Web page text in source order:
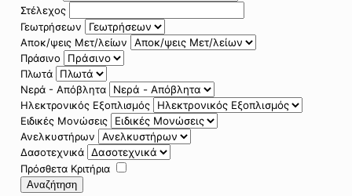
Στέλεχος
Γεωτρήσεων
Αποκ/ψεις Μετ/λείων
Πράσινο
Πλωτά
Νερά - Απόβλητα
Ηλεκτρονικός Εξοπλισμός
Ειδικές Μονώσεις
Ανελκυστήρων
Δασοτεχνικά
Πρόσθετα Κριτήρια
Αναζήτηση